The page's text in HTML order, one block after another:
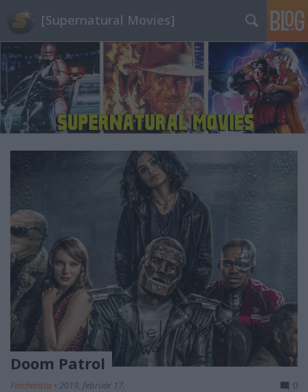
[Supernatural Movies]
Doom Patrol
Fincherista • 2019. február 17. 0